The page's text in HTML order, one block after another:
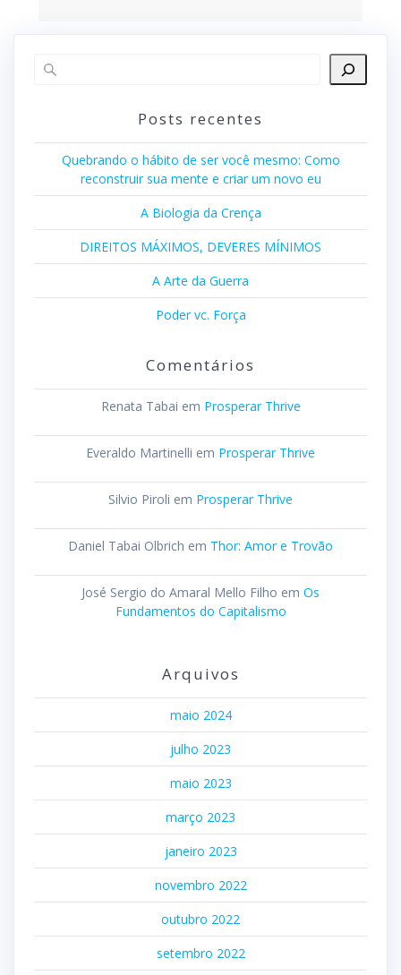
Posts recentes
Quebrando o hábito de ser você mesmo: Como
reconstruir sua mente e criar um novo eu
A Biologia da Crença
DIREITOS MÁXIMOS, DEVERES MÍNIMOS
A Arte da Guerra
Poder vc. Força
Comentários
Renata Tabai em Prosperar Thrive
Everaldo Martinelli em Prosperar Thrive
Silvio Piroli em Prosperar Thrive
Daniel Tabai Olbrich em Thor: Amor e Trovão
José Sergio do Amaral Mello Filho em Os
Fundamentos do Capitalismo
Arquivos
maio 2024
julho 2023
maio 2023
março 2023
janeiro 2023
novembro 2022
outubro 2022
setembro 2022